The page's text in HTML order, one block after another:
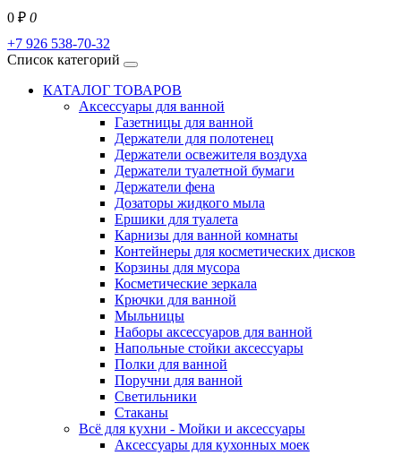
0 ₽ 0
+7 926 538-70-32
Список категорий
КАТАЛОГ ТОВАРОВ
Аксессуары для ванной
Газетницы для ванной
Держатели для полотенец
Держатели освежителя воздуха
Держатели туалетной бумаги
Держатели фена
Дозаторы жидкого мыла
Ершики для туалета
Карнизы для ванной комнаты
Контейнеры для косметических дисков
Корзины для мусора
Косметические зеркала
Крючки для ванной
Мыльницы
Наборы аксессуаров для ванной
Напольные стойки аксессуары
Полки для ванной
Поручни для ванной
Светильники
Стаканы
Всё для кухни - Мойки и аксессуары
Аксессуары для кухонных моек